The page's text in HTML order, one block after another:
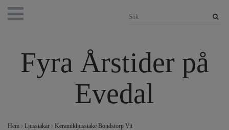
Fyra Årstider på
Evedal
Hem Ljusstakar Keramikljusstake Bondstorp Vit